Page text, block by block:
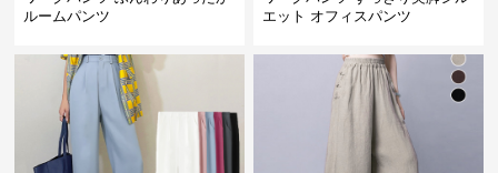
ルームパンツ
エット オフィスパンツ